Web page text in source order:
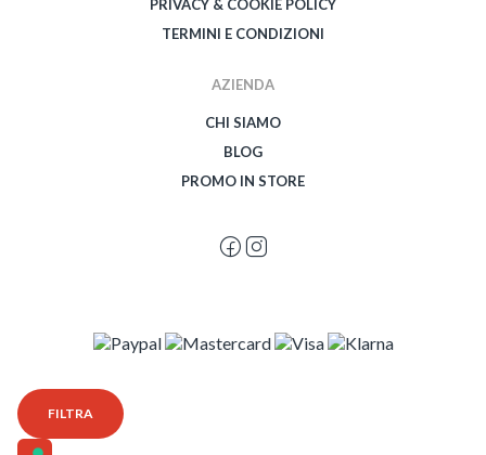
FILTRA
PRIVACY & COOKIE POLICY
TERMINI E CONDIZIONI
AZIENDA
CHI SIAMO
BLOG
PROMO IN STORE
© 2026 Spegetti Visione Superba - Frasimo SRL - P.Iva 02435950999 - Tutti i